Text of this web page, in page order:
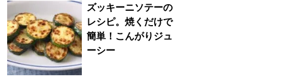
ズッキーニソテーの
レシピ。焼くだけで
簡単！こんがりジュ
ーシー